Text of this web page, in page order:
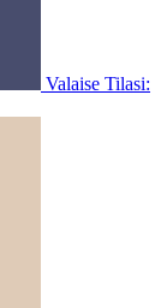
Valaise Tilasi: